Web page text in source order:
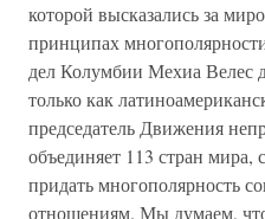
которой высказались за
принципах
дел Колумбии Мехиа Велес
только как
председатель Движения
объединяет 113 стран
придать многополярность
отношениям. Мы думаем,